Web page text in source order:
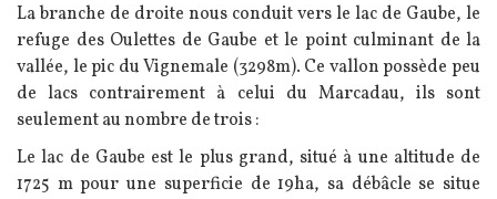
La branche de droite nous conduit vers le lac de Gaube, le
refuge des Oulettes de Gaube et le point culminant de la
vallée, le pic du Vignemale (3298m). Ce vallon possède peu
de lacs contrairement à celui du Marcadau, ils sont
seulement au nombre de trois :
Le lac de Gaube est le plus grand, situé à une altitude de
1725 m pour une superficie de 19ha, sa débâcle se situe